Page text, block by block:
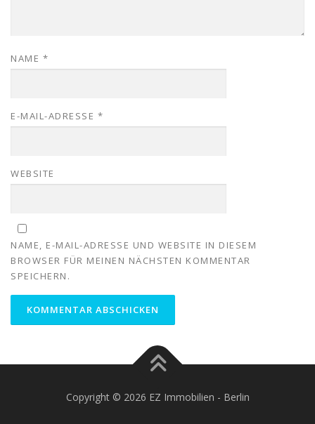
NAME *
E-MAIL-ADRESSE *
WEBSITE
NAME, E-MAIL-ADRESSE UND WEBSITE IN DIESEM
BROWSER FÜR MEINEN NÄCHSTEN KOMMENTAR
SPEICHERN.
Copyright © 2026 EZ Immobilien - Berlin